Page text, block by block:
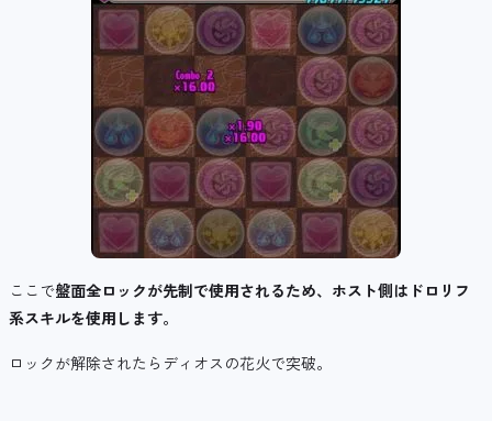
ここで盤面全ロックが先制で使用されるため、ホスト側はドロリフ
系スキルを使用します。
ロックが解除されたらディオスの花火で突破。